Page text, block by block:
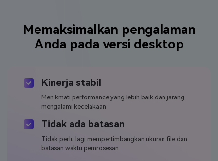
Memaksimalkan pengalaman
Anda pada versi desktop
Kinerja stabil
Menikmati performance yang lebih baik dan jarang
mengalami kecelakaan
Tidak ada batasan
Tidak perlu lagi mempertimbangkan ukuran file dan
batasan waktu pemrosesan